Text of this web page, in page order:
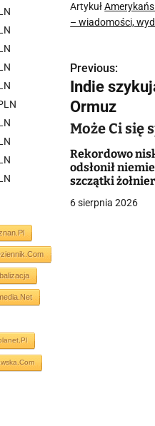
Artykuł
– wiadomości,
N
a
w
i
g
a
Previous:
Indie
Ormuz
Może Ci się
Rekordowo
odsłonił
szczątki
6 sierpnia 2026